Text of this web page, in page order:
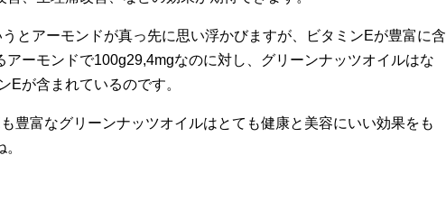
とアーモンドが真っ先に思い浮かびますが、ビタミンEが豊富に含
アーモンドで100g29,4mgなのに対し、グリーンナッツオイルはな
Eが含まれているのです。
豊富なグリーンナッツオイルはとても健康と美容にいい効果をも